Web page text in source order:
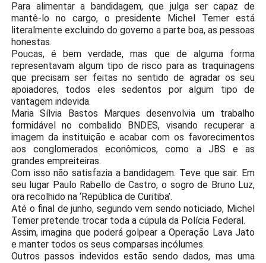
Para alimentar a bandidagem, que julga ser capaz de
mantê-lo no cargo, o presidente Michel Temer está
literalmente excluindo do governo a parte boa, as pessoas
honestas.
Poucas, é bem verdade, mas que de alguma forma
representavam algum tipo de risco para as traquinagens
que precisam ser feitas no sentido de agradar os seu
apoiadores, todos eles sedentos por algum tipo de
vantagem indevida.
Maria Sílvia Bastos Marques desenvolvia um trabalho
formidável no combalido BNDES, visando recuperar a
imagem da instituição e acabar com os favorecimentos
aos conglomerados econômicos, como a JBS e as
grandes empreiteiras.
Com isso não satisfazia a bandidagem. Teve que sair. Em
seu lugar Paulo Rabello de Castro, o sogro de Bruno Luz,
ora recolhido na ‘República de Curitiba’.
Até o final de junho, segundo vem sendo noticiado, Michel
Temer pretende trocar toda a cúpula da Polícia Federal.
Assim, imagina que poderá golpear a Operação Lava Jato
e manter todos os seus comparsas incólumes.
Outros passos indevidos estão sendo dados, mas uma